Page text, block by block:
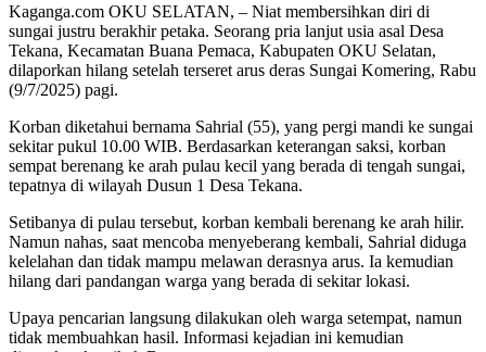
Kaganga.com OKU SELATAN, – Niat membersihkan diri di
sungai justru berakhir petaka. Seorang pria lanjut usia asal Desa
Tekana, Kecamatan Buana Pemaca, Kabupaten OKU Selatan,
dilaporkan hilang setelah terseret arus deras Sungai Komering, Rabu
(9/7/2025) pagi.
Korban diketahui bernama Sahrial (55), yang pergi mandi ke sungai
sekitar pukul 10.00 WIB. Berdasarkan keterangan saksi, korban
sempat berenang ke arah pulau kecil yang berada di tengah sungai,
tepatnya di wilayah Dusun 1 Desa Tekana.
Setibanya di pulau tersebut, korban kembali berenang ke arah hilir.
Namun nahas, saat mencoba menyeberang kembali, Sahrial diduga
kelelahan dan tidak mampu melawan derasnya arus. Ia kemudian
hilang dari pandangan warga yang berada di sekitar lokasi.
Upaya pencarian langsung dilakukan oleh warga setempat, namun
tidak membuahkan hasil. Informasi kejadian ini kemudian